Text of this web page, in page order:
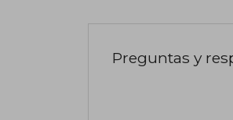
Preguntas y